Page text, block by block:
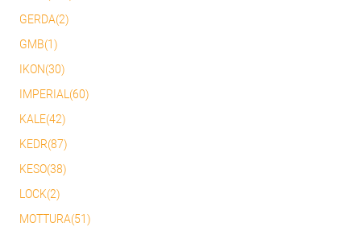
GERDA(2)
GMB(1)
IKON(30)
IMPERIAL(60)
KALE(42)
KEDR(87)
KESO(38)
LOCK(2)
MOTTURA(51)